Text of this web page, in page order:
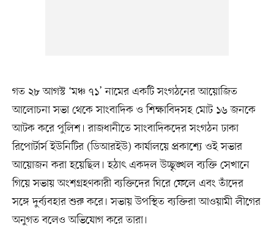
গত ২৮ আগস্ট ‘মঞ্চ ৭১’ নামের একটি সংগঠনের আয়োজিত
আলোচনা সভা থেকে সাংবাদিক ও শিক্ষাবিদসহ মোট ১৬ জনকে
আটক করে পুলিশ। রাজধানীতে সাংবাদিকদের সংগঠন ঢাকা
রিপোর্টার্স ইউনিটির (ডিআরইউ) কার্যালয়ে প্রকাশ্যে ওই সভার
আয়োজন করা হয়েছিল। হঠাৎ একদল উচ্ছৃঙ্খল ব্যক্তি সেখানে
গিয়ে সভায় অংশগ্রহণকারী ব্যক্তিদের ঘিরে ফেলে এবং তাঁদের
সঙ্গে দুর্ব্যবহার শুরু করে। সভায় উপস্থিত ব্যক্তিরা আওয়ামী লীগের
অনুগত বলেও অভিযোগ করে তারা।